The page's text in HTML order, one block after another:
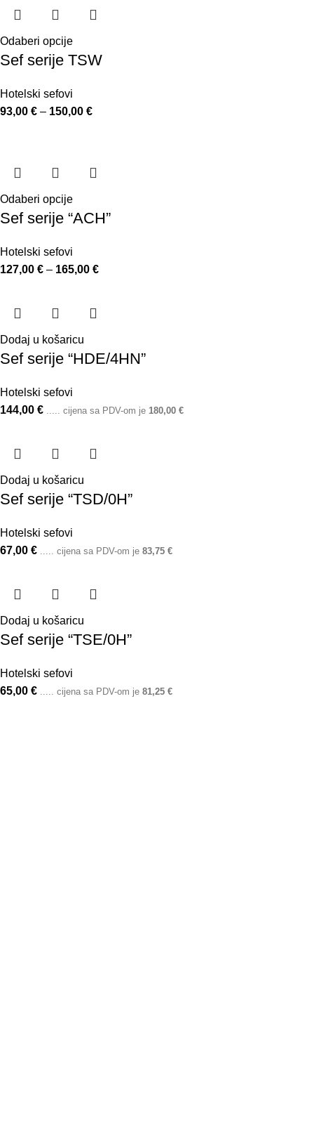
Odaberi opcije
Sef serije TSW
Hotelski sefovi
93,00 € – 150,00 €
Odaberi opcije
Sef serije “ACH”
Hotelski sefovi
127,00 € – 165,00 €
Dodaj u košaricu
Sef serije “HDE/4HN”
Hotelski sefovi
144,00 € ..... cijena sa PDV-om je 180,00 €
Dodaj u košaricu
Sef serije “TSD/0H”
Hotelski sefovi
67,00 € ..... cijena sa PDV-om je 83,75 €
Dodaj u košaricu
Sef serije “TSE/0H”
Hotelski sefovi
65,00 € ..... cijena sa PDV-om je 81,25 €